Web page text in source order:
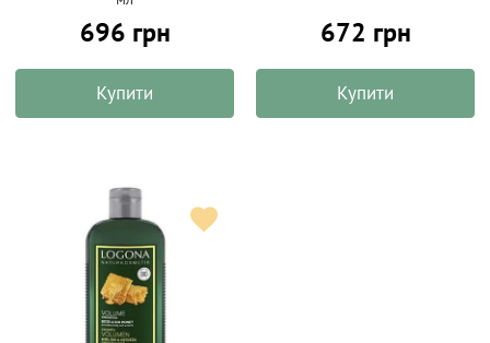
696 грн
Купити
672 грн
Купити